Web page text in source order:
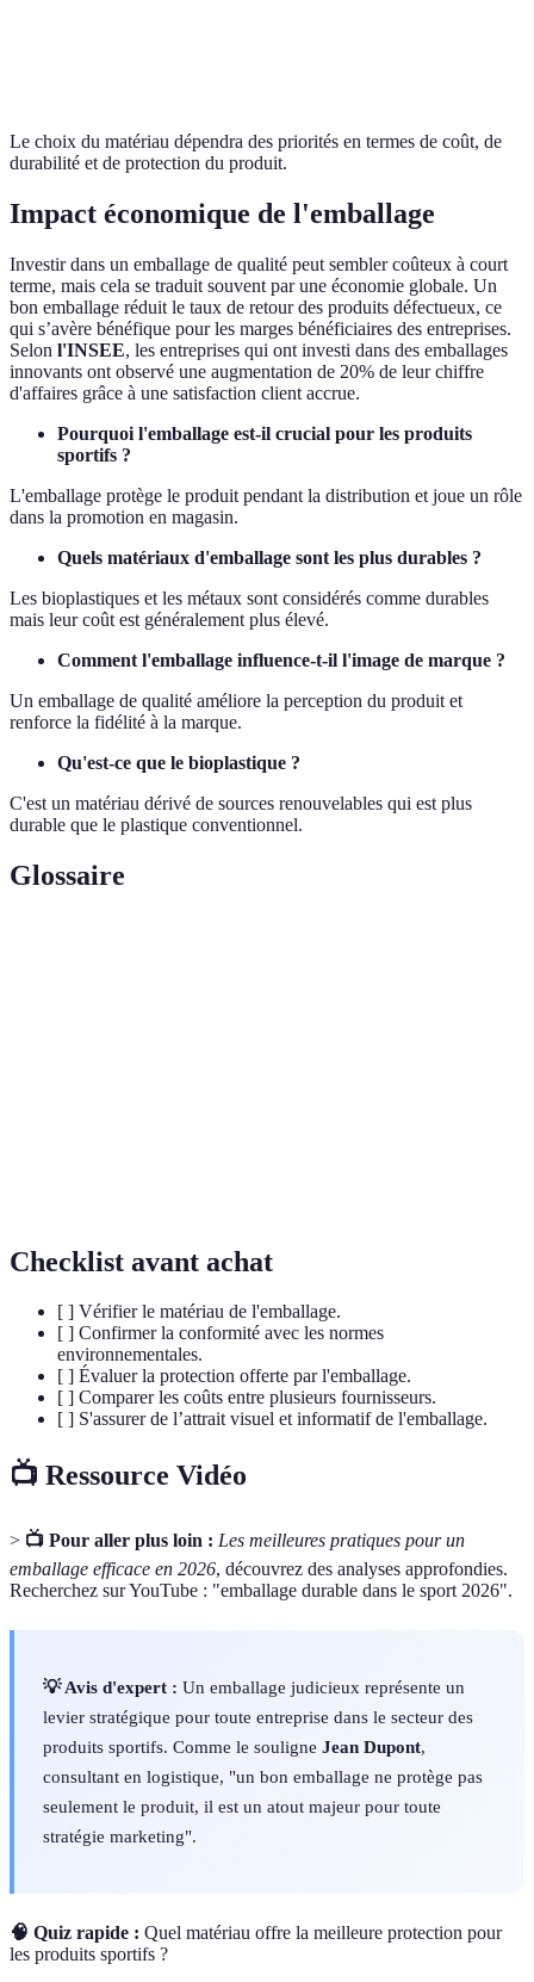
Le choix du matériau dépendra des priorités en termes de coût, de
durabilité et de protection du produit.
Impact économique de l'emballage
Investir dans un emballage de qualité peut sembler coûteux à court
terme, mais cela se traduit souvent par une économie globale. Un
bon emballage réduit le taux de retour des produits défectueux, ce
qui s’avère bénéfique pour les marges bénéficiaires des entreprises.
Selon l'INSEE, les entreprises qui ont investi dans des emballages
innovants ont observé une augmentation de 20% de leur chiffre
d'affaires grâce à une satisfaction client accrue.
Pourquoi l'emballage est-il crucial pour les produits
sportifs ?
L'emballage protège le produit pendant la distribution et joue un rôle
dans la promotion en magasin.
Quels matériaux d'emballage sont les plus durables ?
Les bioplastiques et les métaux sont considérés comme durables
mais leur coût est généralement plus élevé.
Comment l'emballage influence-t-il l'image de marque ?
Un emballage de qualité améliore la perception du produit et
renforce la fidélité à la marque.
Qu'est-ce que le bioplastique ?
C'est un matériau dérivé de sources renouvelables qui est plus
durable que le plastique conventionnel.
Glossaire
Checklist avant achat
[ ] Vérifier le matériau de l'emballage.
[ ] Confirmer la conformité avec les normes
environnementales.
[ ] Évaluer la protection offerte par l'emballage.
[ ] Comparer les coûts entre plusieurs fournisseurs.
[ ] S'assurer de l’attrait visuel et informatif de l'emballage.
📺 Ressource Vidéo
> 📺 Pour aller plus loin : Les meilleures pratiques pour un
emballage efficace en 2026, découvrez des analyses approfondies.
Recherchez sur YouTube : "emballage durable dans le sport 2026".
💡 Avis d'expert : Un emballage judicieux représente un
levier stratégique pour toute entreprise dans le secteur des
produits sportifs. Comme le souligne Jean Dupont,
consultant en logistique, "un bon emballage ne protège pas
seulement le produit, il est un atout majeur pour toute
stratégie marketing".
🧠 Quiz rapide : Quel matériau offre la meilleure protection pour
les produits sportifs ?